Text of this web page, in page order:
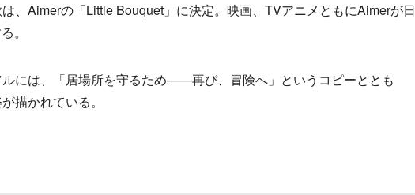
、Aimerの「Little Bouquet」に決定。映画、TVアニメともにAimerが日
。
には、「居場所を守るため——再び、冒険へ」というコピーととも
描かれている。